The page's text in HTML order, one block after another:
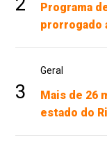
Programa
prorrogado
3
Geral
Mais de 26
estado do